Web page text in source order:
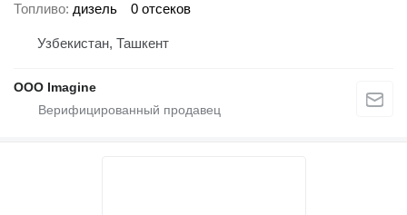
Топливо дизель 0 отсеков
Узбекистан, Ташкент
OOO Imagine